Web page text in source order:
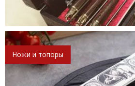
Ножи и топоры